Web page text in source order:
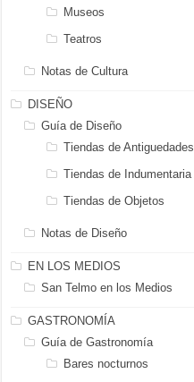
Museos
Teatros
Notas de Cultura
DISEÑO
Guía de Diseño
Tiendas de Antiguedades
Tiendas de Indumentaria
Tiendas de Objetos
Notas de Diseño
EN LOS MEDIOS
San Telmo en los Medios
GASTRONOMÍA
Guía de Gastronomía
Bares nocturnos